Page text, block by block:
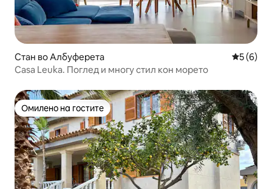
Стан во Албуферета
5 (6)
Casa Leuka. Поглед и многу стил кон морето
Омилено на гостите
Омилено на гостите